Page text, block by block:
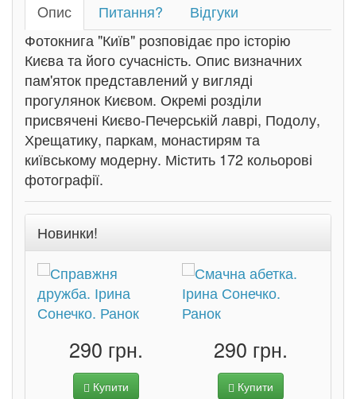
Oпис
Питання?
Відгуки
Фотокнига "Київ" розповідає про історію
Києва та його сучасність. Опис визначних
пам'яток представлений у вигляді
прогулянок Києвом. Окремі розділи
присвячені Києво-Печерській лаврі, Подолу,
Хрещатику, паркам, монастирям та
київському модерну. Містить 172 кольорові
фотографії.
Новинки!
290 грн.
Купити
290 грн.
Купити